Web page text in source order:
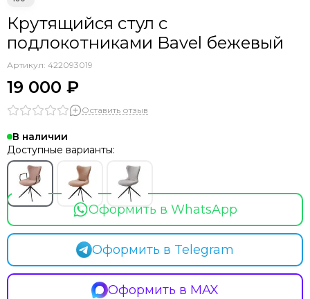
Крутящийся стул с
подлокотниками Bavel бежевый
Артикул: 422093019
19 000 ₽
Оставить отзыв
В наличии
Доступные варианты:
Оформить в WhatsApp
Оформить в Telegram
Оформить в MAX